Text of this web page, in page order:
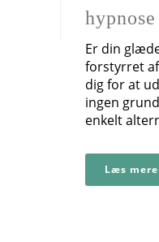
hypnose
Er din
forstyrret
dig for at
ingen
enkelt
Læs mere